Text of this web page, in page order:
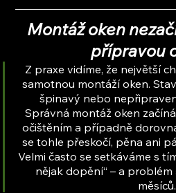
Montáž oken
přípravou
Z praxe vidíme, že největší
samotnou montáží oken.
špinavý nebo
Správná montáž oken
očištěním a případně
se tohle přeskočí, pěna ani
Velmi často se setkáváme s
nějak dopění“ – a
měsíců.